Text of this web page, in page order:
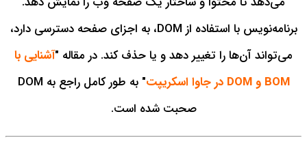
برنامه‌نویس با استفاده از DOM، به اجزای صفحه دسترسی دارد،
می‌تواند آن‌ها را تغییر دهد و یا حذف کند. در مقاله "آشنایی با
BOM و DOM در جاوا اسکریپت
" به طور کامل راجع به DOM
صحبت شده است.